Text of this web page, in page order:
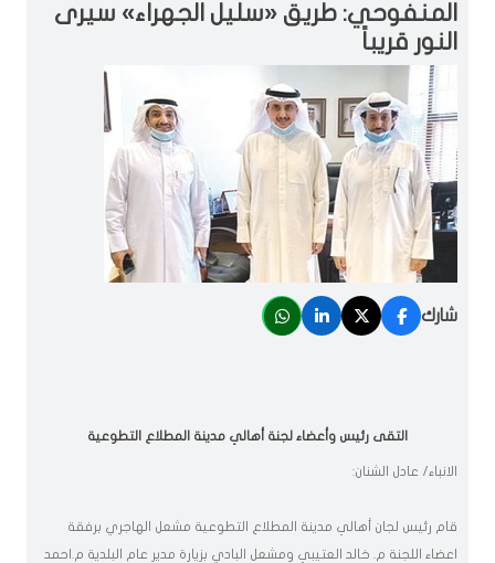
المنفوحي: طريق «سليل الجهراء» سيرى
النور قريباً
شارك
التقى رئيس وأعضاء لجنة أهالي مدينة المطلاع التطوعية
الانباء/ عادل الشنان:
قام رئيس لجان أهالي مدينة المطلاع التطوعية مشعل الهاجري برفقة
اعضاء اللجنة م. خالد العتيبي ومشعل البادي بزيارة مدير عام البلدية م.احمد